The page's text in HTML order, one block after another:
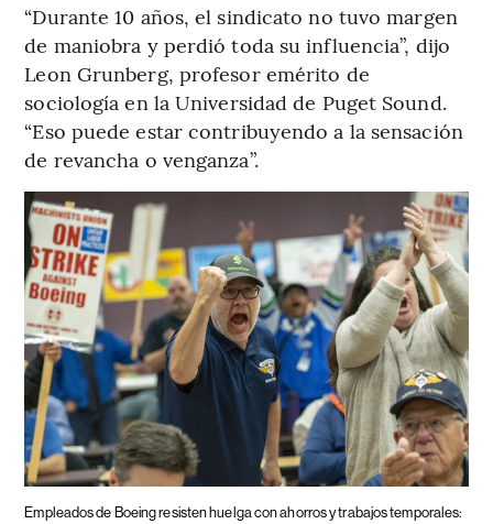
“Durante 10 años, el sindicato no tuvo margen
de maniobra y perdió toda su influencia”, dijo
Leon Grunberg, profesor emérito de
sociología en la Universidad de Puget Sound.
“Eso puede estar contribuyendo a la sensación
de revancha o venganza”.
Empleados de Boeing resisten huelga con ahorros y trabajos temporales: